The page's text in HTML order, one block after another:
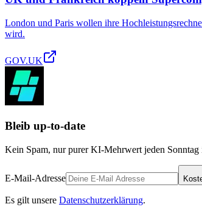
London und Paris wollen ihre
wird.
GOV.UK
Bleib up-to-date
Kein Spam, nur purer KI-Mehrwert jeden
E-Mail-Adresse
Es gilt unsere Datenschutzerklärung.